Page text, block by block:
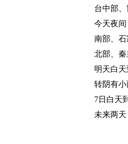
台中部、
今天夜
南部、
北部、
明天白
转阴有小
7日白天
未来两